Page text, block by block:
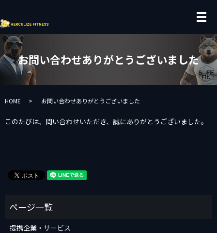
メ
お問い合わせありがとうございました
HOME お問い合わせありがとうございました
このたびは、問い合わせいただき、誠にありがとうございました。
提携企業・サービス